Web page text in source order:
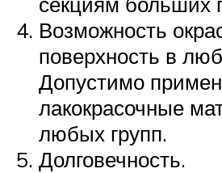
Возможность
поверхность в
Допустимо
лакокрасочные
любых групп.
Долговечность.